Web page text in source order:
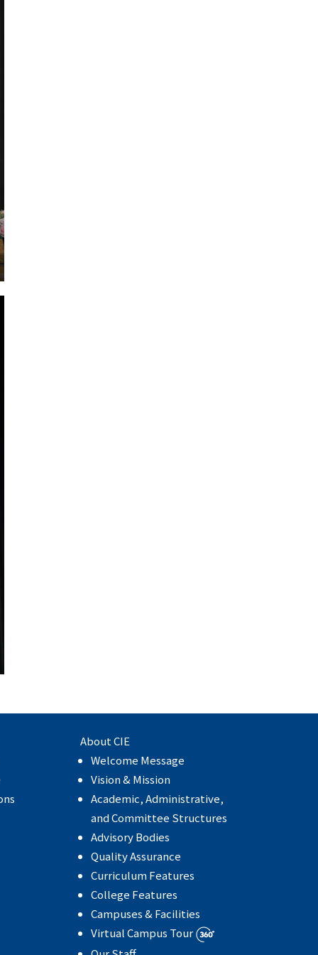
About CIE
Welcome Message
Vision & Mission
Academic, Administrative,
and Committee Structures
Advisory Bodies
Quality Assurance
Curriculum Features
College Features
Campuses & Facilities
Virtual Campus Tour